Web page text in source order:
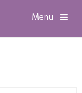
Menu